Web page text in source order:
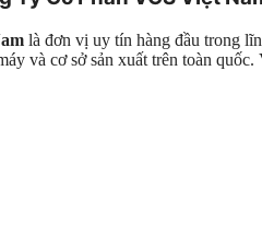
là đơn vị uy tín hàng đầu trong
và cơ sở sản xuất trên toàn